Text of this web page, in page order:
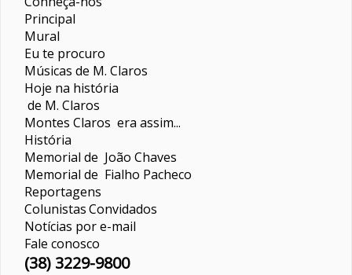
Principal
Mural
Eu te procuro
Músicas de M. Claros
Hoje na história
de M. Claros
Montes Claros era assim...
História
Memorial de João Chaves
Memorial de Fialho Pacheco
Reportagens
ColunistasConvidados
Notícias por e-mail
Fale conosco
(38) 3229-9800